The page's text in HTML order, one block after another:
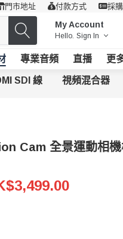
門市地址 付款方式 採
My Account
Hello. Sign In
專業音頻 直播 更
SDI 線 視頻混合器
Cam 全景運動相